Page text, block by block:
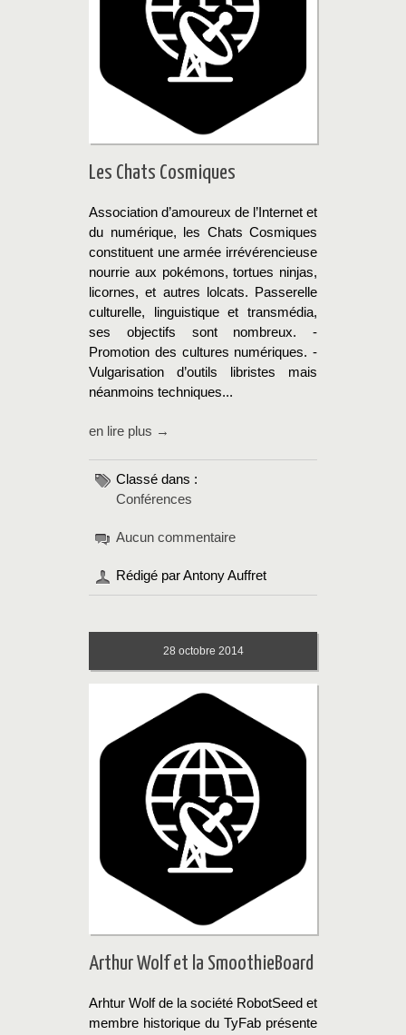
Les Chats Cosmiques
Association d’amoureux de l’Internet et
du numérique, les Chats Cosmiques
constituent une armée irrévérencieuse
nourrie aux pokémons, tortues ninjas,
licornes, et autres lolcats. Passerelle
culturelle, linguistique et transmédia,
ses objectifs sont nombreux. -
Promotion des cultures numériques. -
Vulgarisation d’outils libristes mais
néanmoins techniques...
en lire plus →
Classé dans :
Conférences
Aucun commentaire
Rédigé par Antony Auffret
28 octobre 2014
Arthur Wolf et la SmoothieBoard
Arhtur Wolf de la société RobotSeed et
membre historique du TyFab présente